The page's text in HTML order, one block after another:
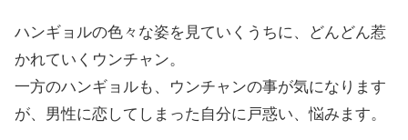
ハンギョルの色々な姿を見ていくうちに、どんどん惹
かれていくウンチャン。
一方のハンギョルも、ウンチャンの事が気になります
が、男性に恋してしまった自分に戸惑い、悩みます。